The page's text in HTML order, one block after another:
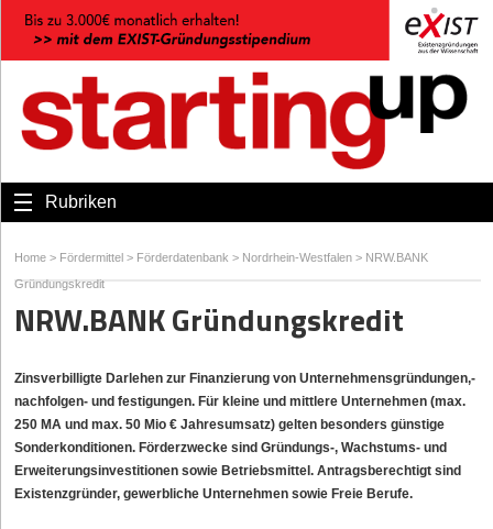
Rubriken
Home > Fördermittel > Förderdatenbank > Nordrhein-Westfalen > NRW.BANK
Gründungskredit
NRW.BANK Gründungskredit
Zinsverbilligte Darlehen zur Finanzierung von Unternehmensgründungen,-
nachfolgen- und festigungen. Für kleine und mittlere Unternehmen (max.
250 MA und max. 50 Mio € Jahresumsatz) gelten besonders günstige
Sonderkonditionen. Förderzwecke sind Gründungs-, Wachstums- und
Erweiterungsinvestitionen sowie Betriebsmittel. Antragsberechtigt sind
Existenzgründer, gewerbliche Unternehmen sowie Freie Berufe.